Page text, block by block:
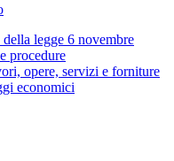
legge 6 novembre
procedure
opere, servizi e forniture
economici